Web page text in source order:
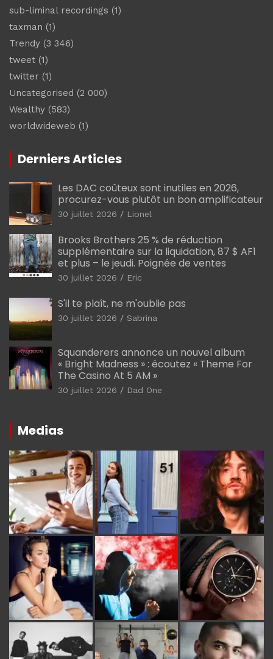
sub-liminal recordings (1)
taxman (1)
Trendy (3 346)
tweet (1)
twitter (1)
Uncategorised (2 000)
Wealthy (583)
worldwideweb (1)
Derniers Articles
Les DAC coûteux sont inutiles en 2026,
procurez-vous plutôt un bon amplificateur
30 juillet 2026 Lionel
Brooks Brothers 25 % de réduction
supplémentaire sur la liquidation, 87 $ AF1
et plus – le jeudi. Poignée de ventes
30 juillet 2026 Eric
S'il te plaît, ne m'oublie pas
30 juillet 2026 Sabrina
Squanderers annonce un nouvel album
« Bright Madness » : écoutez « Theme For
The Casino At 5 AM »
30 juillet 2026 Dad One
Medias